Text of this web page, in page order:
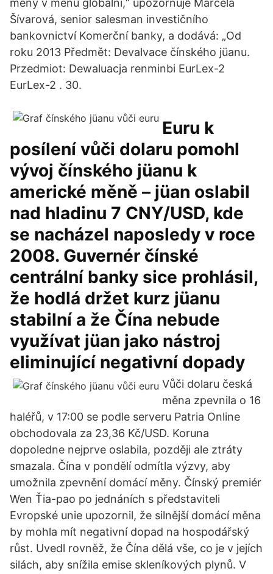
měny v měnu globální,“ upozorňuje Marcela
Šívarová, senior salesman investičního
bankovnictví Komerční banky, a dodává: „Od
roku 2013 Předmět: Devalvace čínského jüanu.
Przedmiot: Dewaluacja renminbi EurLex-2
EurLex-2 . 30.
Euru k
posílení vůči dolaru pomohl
vývoj čínského jüanu k
americké měně – jüan oslabil
nad hladinu 7 CNY/USD, kde
se nacházel naposledy v roce
2008. Guvernér čínské
centrální banky sice prohlásil,
že hodlá držet kurz jüanu
stabilní a že Čína nebude
využívat jüan jako nástroj
eliminující negativní dopady
Vůči dolaru česká
měna zpevnila o 16
haléřů, v 17:00 se podle serveru Patria Online
obchodovala za 23,36 Kč/USD. Koruna
dopoledne nejprve oslabila, později ale ztráty
smazala. Čína v pondělí odmítla výzvy, aby
umožnila zpevnění domácí měny. Čínský premiér
Wen Ťia-pao po jednáních s představiteli
Evropské unie upozornil, že silnější domácí měna
by mohla mít negativní dopad na hospodářský
růst. Uvedl rovněž, že Čína dělá vše, co je v jejích
silách, aby snížila emise skleníkových plynů. V